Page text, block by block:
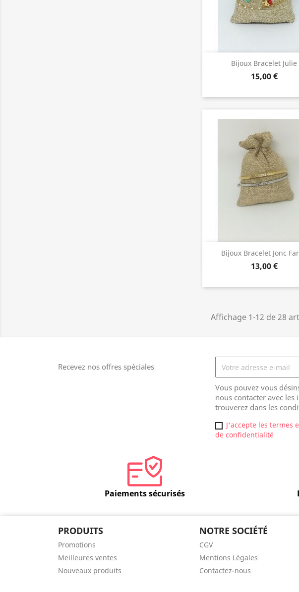
Bijoux Bracelet Julie
15,00 €
Bijoux de Qualité
Bijoux Bracelet Jonc
13,00 €
Bijoux de
Affichage 1-12 de 28
Recevez nos offres spéciales
Vous pouvez vous
nous contacter avec
trouverez dans les
J'accepte les termes
de confidentialité
Paiements sécurisés
PRODUITS
Promotions
Meilleures ventes
Nouveaux produits
NOTRE SOCIÉTÉ
CGV
Mentions Légales
Contactez-nous